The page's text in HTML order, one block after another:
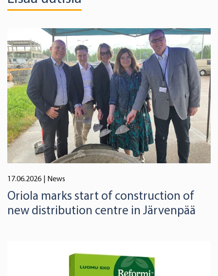
17.06.2026 | News
Oriola marks start of construction of
new distribution centre in Järvenpää